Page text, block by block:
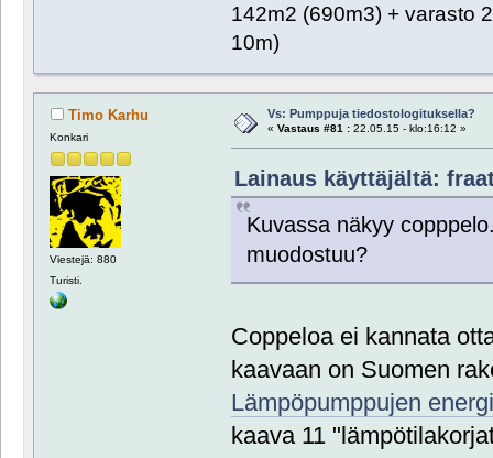
142m2 (690m3) + varasto
10m)
Timo Karhu
Konkari
Viestejä: 880
Turisti.
Vs: Pumppuja tiedostologituksella?
« Vastaus #81 :22.05.15 - klo:16:12 »
Lainaus käyttäjältä:
Kuvassa näkyy
muodostuu?
Coppeloa ei kannata
kaavaan on Suomen
Lämpöpumppujen
kaava 11